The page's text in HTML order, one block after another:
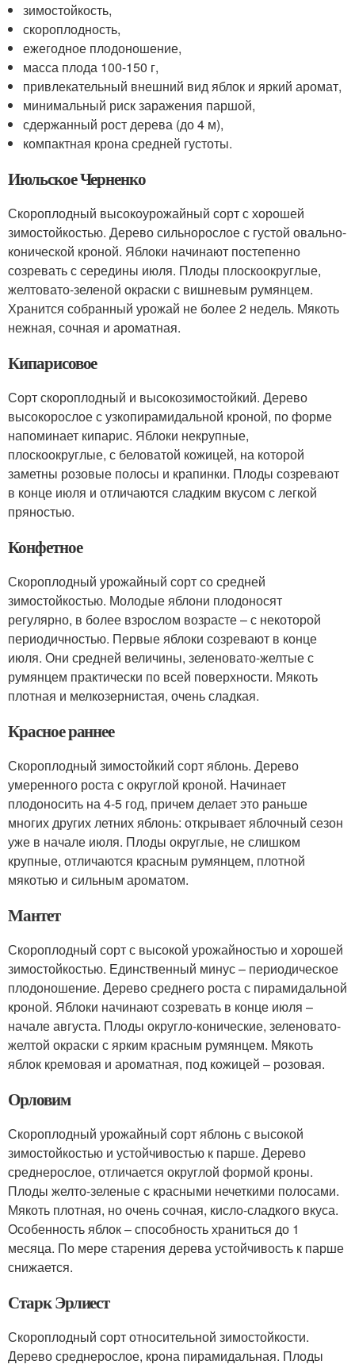
зимостойкость,
скороплодность,
ежегодное плодоношение,
масса плода 100-150 г,
привлекательный внешний вид яблок и яркий аромат,
минимальный риск заражения паршой,
сдержанный рост дерева (до 4 м),
компактная крона средней густоты.
Июльское Черненко
Скороплодный высокоурожайный сорт с хорошей
зимостойкостью. Дерево сильнорослое с густой овально-
конической кроной. Яблоки начинают постепенно
созревать с середины июля. Плоды плоскоокруглые,
желтовато-зеленой окраски с вишневым румянцем.
Хранится собранный урожай не более 2 недель. Мякоть
нежная, сочная и ароматная.
Кипарисовое
Сорт скороплодный и высокозимостойкий. Дерево
высокорослое с узкопирамидальной кроной, по форме
напоминает кипарис. Яблоки некрупные,
плоскоокруглые, с беловатой кожицей, на которой
заметны розовые полосы и крапинки. Плоды созревают
в конце июля и отличаются сладким вкусом с легкой
пряностью.
Конфетное
Скороплодный урожайный сорт со средней
зимостойкостью. Молодые яблони плодоносят
регулярно, в более взрослом возрасте – с некоторой
периодичностью. Первые яблоки созревают в конце
июля. Они средней величины, зеленовато-желтые с
румянцем практически по всей поверхности. Мякоть
плотная и мелкозернистая, очень сладкая.
Красное раннее
Скороплодный зимостойкий сорт яблонь. Дерево
умеренного роста с округлой кроной. Начинает
плодоносить на 4-5 год, причем делает это раньше
многих других летних яблонь: открывает яблочный сезон
уже в начале июля. Плоды округлые, не слишком
крупные, отличаются красным румянцем, плотной
мякотью и сильным ароматом.
Мантет
Скороплодный сорт с высокой урожайностью и хорошей
зимостойкостью. Единственный минус – периодическое
плодоношение. Дерево среднего роста с пирамидальной
кроной. Яблоки начинают созревать в конце июля –
начале августа. Плоды округло-конические, зеленовато-
желтой окраски с ярким красным румянцем. Мякоть
яблок кремовая и ароматная, под кожицей – розовая.
Орловим
Скороплодный урожайный сорт яблонь с высокой
зимостойкостью и устойчивостью к парше. Дерево
среднерослое, отличается округлой формой кроны.
Плоды желто-зеленые с красными нечеткими полосами.
Мякоть плотная, но очень сочная, кисло-сладкого вкуса.
Особенность яблок – способность храниться до 1
месяца. По мере старения дерева устойчивость к парше
снижается.
Старк Эрлиест
Скороплодный сорт относительной зимостойкости.
Дерево среднерослое, крона пирамидальная. Плоды